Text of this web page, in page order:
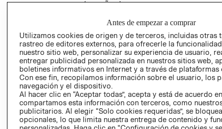
(ESPAÑOL)
PROGRAMA DE
Y ÉTICA (INGLÉS)
COMERCIO - SIC
PETICIONES
QUEJAS Y
RECLAMOS
Antes de empezar a comprar
Utilizamos cookies de origen y de terceros, incluidas otras
rastreo de editores externos, para ofrecerle la
nuestro sitio web, personalizar su experiencia de usuario,
entregar publicidad personalizada en nuestros sitios web,
boletines informativos en Internet y a través de plataformas
Con ese fin, recopilamos información sobre el usuario, los
navegación y el dispositivo.
Al hacer clic en “Aceptar todas”, acepta y está de acuerdo
compartamos esta información con terceros, como
publicitarios. Al elegir “Solo cookies requeridas”, se
opcionales, lo que limita nuestra entrega de contenido y